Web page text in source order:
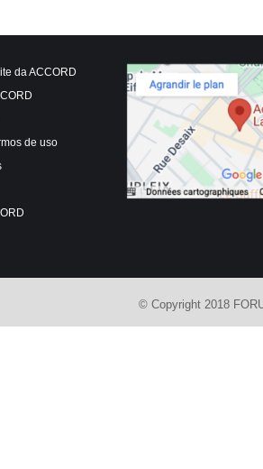
da ACCORD
de uso
© Copyright 2018